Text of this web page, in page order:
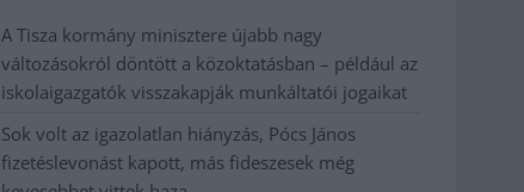
A Tisza kormány minisztere újabb nagy
változásokról döntött a közoktatásban – például az
iskolaigazgatók visszakapják munkáltatói jogaikat
Sok volt az igazolatlan hiányzás, Pócs János
fizetéslevonást kapott, más fideszesek még